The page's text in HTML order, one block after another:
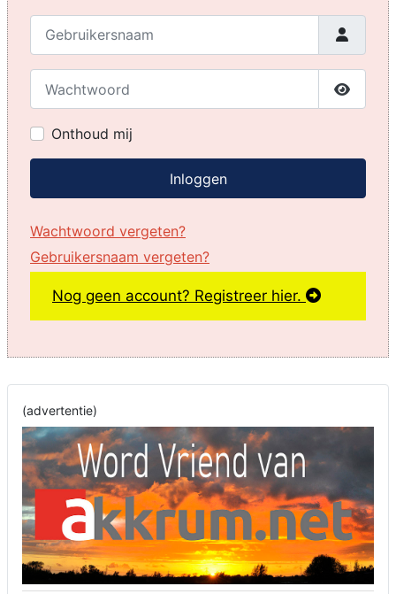
Toon
Onthoud mij
Inloggen
Wachtwoord vergeten?
Gebruikersnaam vergeten?
Nog geen account? Registreer hier.
(advertentie)